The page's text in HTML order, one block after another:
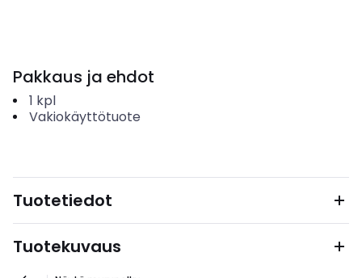
Pakkaus ja ehdot
1 kpl
Vakiokäyttötuote
Tuotetiedot
Tuotekuvaus